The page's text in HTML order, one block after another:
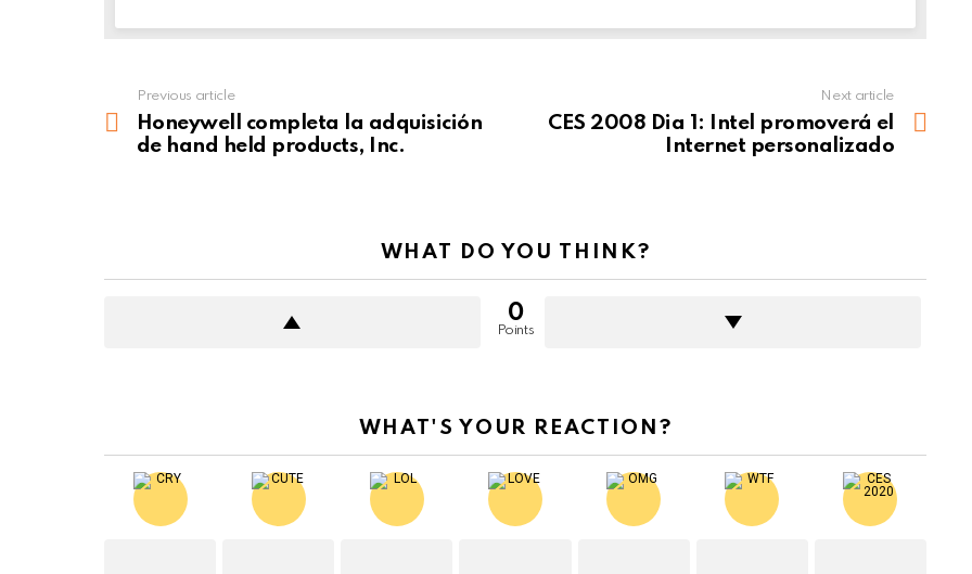
more
Previous article
Honeywell completa la adquisición
de hand held products, Inc.
Next article
CES 2008 Dia 1: Intel promoverá el
Internet personalizado
WHAT DO YOU THINK?
0
Points
WHAT'S YOUR REACTION?